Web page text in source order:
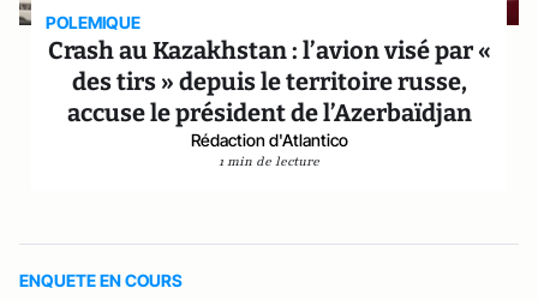
POLEMIQUE
Crash au Kazakhstan : l’avion visé par «
des tirs » depuis le territoire russe,
accuse le président de l’Azerbaïdjan
Rédaction d'Atlantico
1 min de lecture
ENQUETE EN COURS